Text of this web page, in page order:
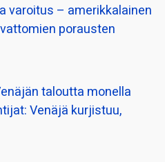
varoitus – amerikkalainen
porausten
taloutta monella
Venäjä kurjistuu,